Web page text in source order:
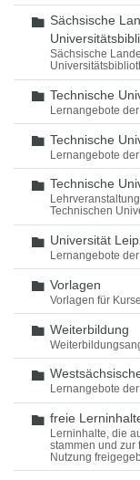
Ordner
Sächsische
Sächsische
Ordner
Technische
Lernangebote
Ordner
Technische
Lernangebote
Ordner
Technische
Technischen
Ordner
Universität
Lernangebote
Ordner
Vorlagen
Vorlagen für Kurse.
Ordner
Weiterbildung
Ordner
Lernangebote
Ordner
freie
Lerninhalte, die
stammen und zur
Nutzung